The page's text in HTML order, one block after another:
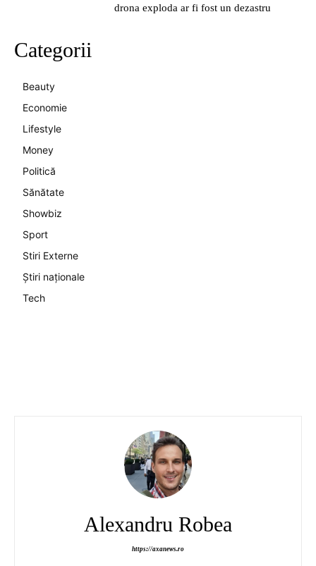
drona exploda ar fi fost un dezastru
Categorii
Beauty
Economie
Lifestyle
Money
Politică
Sănătate
Showbiz
Sport
Stiri Externe
Știri naționale
Tech
Alexandru Robea
https://axanews.ro